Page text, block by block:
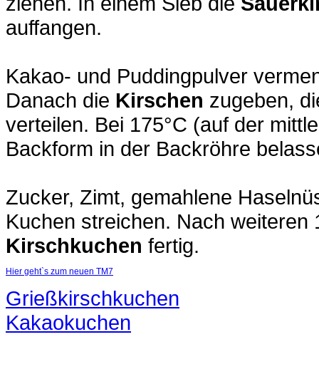
auffangen.
Kakao- und Puddingpulver
Danach die Kirschen zugeben,
verteilen. Bei 175°C (auf der
Backform in der Backröhre
Zucker, Zimt, gemahlene
Kuchen streichen. Nach weiteren
Kirschkuchen fertig.
Hier geht`s zum neuen TM7
Grießkirschkuchen
Kakaokuchen